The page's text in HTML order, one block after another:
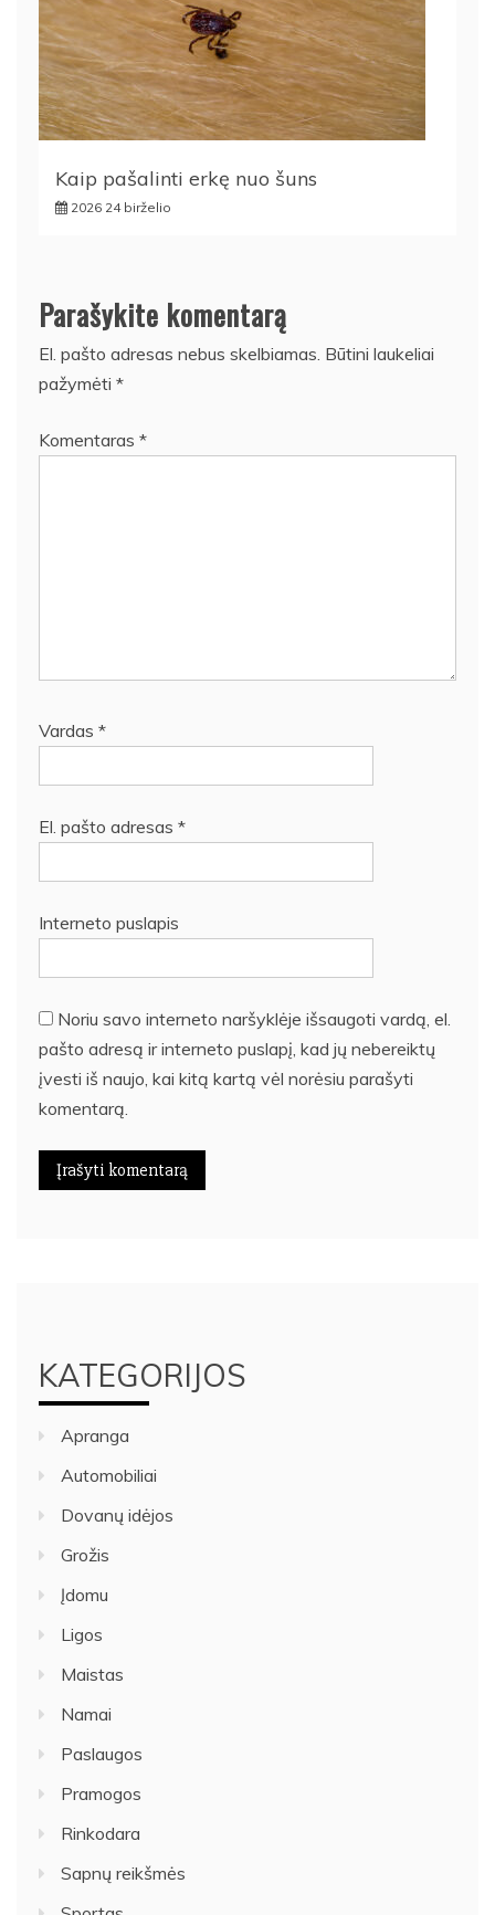
Kaip pašalinti erkę nuo šuns
2026 24 birželio
Parašykite komentarą
El. pašto adresas nebus skelbiamas. Būtini laukeliai
pažymėti *
Komentaras *
Vardas *
El. pašto adresas *
Interneto puslapis
Noriu savo interneto naršyklėje išsaugoti vardą, el.
pašto adresą ir interneto puslapį, kad jų nebereiktų
įvesti iš naujo, kai kitą kartą vėl norėsiu parašyti
komentarą.
KATEGORIJOS
Apranga
Automobiliai
Dovanų idėjos
Grožis
Įdomu
Ligos
Maistas
Namai
Paslaugos
Pramogos
Rinkodara
Sapnų reikšmės